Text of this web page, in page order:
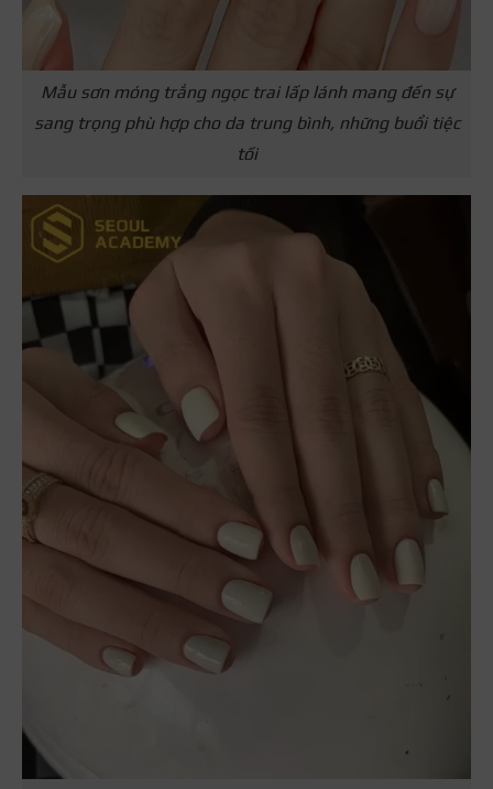
Mẫu sơn móng trắng ngọc trai lấp lánh mang đến sự
sang trọng phù hợp cho da trung bình, những buổi tiệc
tối